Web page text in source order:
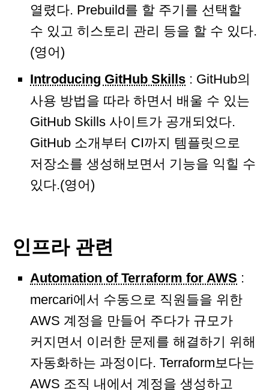
열렸다. Prebuild를 할 주기를 선택할
수 있고 히스토리 관리 등을 할 수 있다.
(영어)
Introducing GitHub Skills : GitHub의
사용 방법을 따라 하면서 배울 수 있는
GitHub Skills 사이트가 공개되었다.
GitHub 소개부터 CI까지 템플릿으로
저장소를 생성해보면서 기능을 익힐 수
있다.(영어)
인프라 관련
Automation of Terraform for AWS :
mercari에서 수동으로 직원들을 위한
AWS 계정을 만들어 주다가 규모가
커지면서 이러한 문제를 해결하기 위해
자동화하는 과정이다. Terraform보다는
AWS 조직 내에서 계정을 생성하고